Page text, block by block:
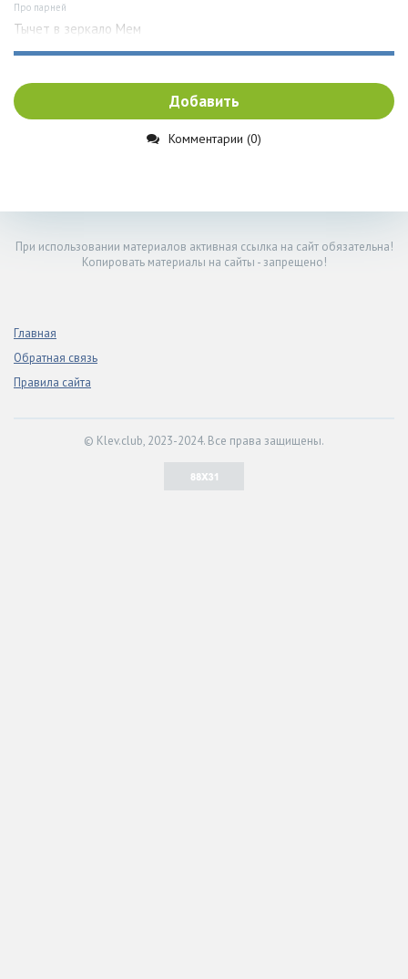
Про парней
Тычет в зеркало Мем
Добавить
Комментарии (0)
При использовании материалов активная ссылка на сайт обязательна!
Копировать материалы на сайты - запрещено!
Главная
Обратная связь
Правила сайта
© Klev.club, 2023-2024. Все права защищены.